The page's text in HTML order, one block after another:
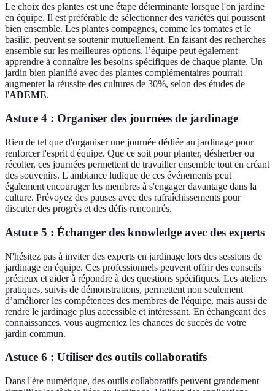
Le choix des plantes est une étape déterminante lorsque l'on jardine
en équipe. Il est préférable de sélectionner des variétés qui poussent
bien ensemble. Les plantes compagnes, comme les tomates et le
basilic, peuvent se soutenir mutuellement. En faisant des recherches
ensemble sur les meilleures options, l’équipe peut également
apprendre à connaître les besoins spécifiques de chaque plante. Un
jardin bien planifié avec des plantes complémentaires pourrait
augmenter la réussite des cultures de 30%, selon des études de
l'ADEME.
Astuce 4 : Organiser des journées de jardinage
Rien de tel que d'organiser une journée dédiée au jardinage pour
renforcer l'esprit d'équipe. Que ce soit pour planter, désherber ou
récolter, ces journées permettent de travailler ensemble tout en créant
des souvenirs. L'ambiance ludique de ces événements peut
également encourager les membres à s'engager davantage dans la
culture. Prévoyez des pauses avec des rafraîchissements pour
discuter des progrès et des défis rencontrés.
Astuce 5 : Échanger des knowledge avec des experts
N'hésitez pas à inviter des experts en jardinage lors des sessions de
jardinage en équipe. Ces professionnels peuvent offrir des conseils
précieux et aider à répondre à des questions spécifiques. Les ateliers
pratiques, suivis de démonstrations, permettent non seulement
d’améliorer les compétences des membres de l'équipe, mais aussi de
rendre le jardinage plus accessible et intéressant. En échangeant des
connaissances, vous augmentez les chances de succès de votre
jardin commun.
Astuce 6 : Utiliser des outils collaboratifs
Dans l'ère numérique, des outils collaboratifs peuvent grandement